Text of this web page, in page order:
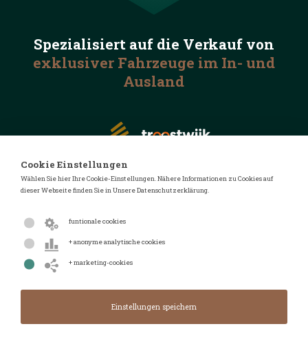
Spezialisiert auf die Verkauf von
exklusiver Fahrzeuge im In- und
Ausland
© 2026 Automotive Auctions
Cookie Einstellungen
Wählen Sie hier Ihre Cookie-Einstellungen. Nähere Informationen zu Cookies auf
dieser Webseite finden Sie in Unsere Datenschutzerklärung.
funtionale cookies
+ anonyme analytische cookies
+ marketing-cookies